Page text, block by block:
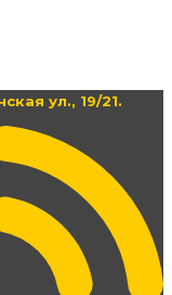
ул., 19/21.